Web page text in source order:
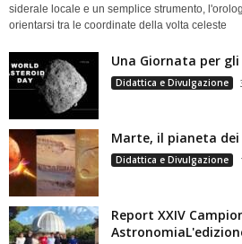
siderale locale e un semplice strumento,
orientarsi tra le coordinate della volta celeste
Una Giornata per
Didattica e Divulgazione
Marte, il pianeta dei
Didattica e Divulgazione
Report XXIV